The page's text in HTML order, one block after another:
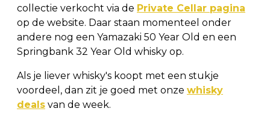
collectie verkocht via de Private Cellar pagina
op de website. Daar staan momenteel onder
andere nog een Yamazaki 50 Year Old en een
Springbank 32 Year Old whisky op.
Als je liever whisky's koopt met een stukje
voordeel, dan zit je goed met onze whisky
deals van de week.